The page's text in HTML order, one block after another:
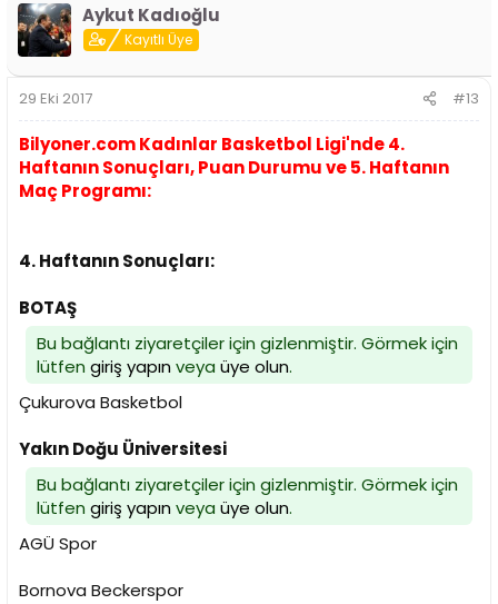
Aykut Kadıoğlu
Kayıtlı Üye
29 Eki 2017 #13
Bilyoner.com Kadınlar Basketbol Ligi'nde 4.
Haftanın Sonuçları, Puan Durumu ve 5. Haftanın
Maç Programı:
4. Haftanın Sonuçları:
BOTAŞ
Bu bağlantı ziyaretçiler için gizlenmiştir. Görmek için
lütfen giriş yapınveya üye olun.
Çukurova Basketbol
Yakın Doğu Üniversitesi
Bu bağlantı ziyaretçiler için gizlenmiştir. Görmek için
lütfen giriş yapınveya üye olun.
AGÜ Spor
Bornova Beckerspor